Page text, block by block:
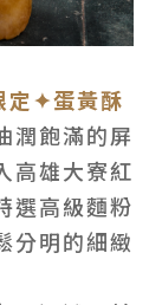
定✦蛋黃酥
潤飽滿的屏
高雄大寮紅
選高級麵粉
分明的細緻